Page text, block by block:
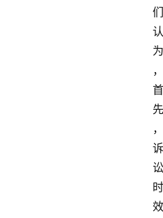
们
认
为
，
首
先
，
诉
讼
时
效